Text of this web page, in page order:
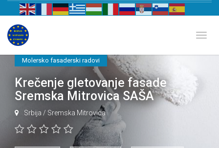
Molersko fasaderski radovi
Krečenje gletovanje fasade
Sremska Mitrovica SAŠA
Srbija / Sremska Mitrovica